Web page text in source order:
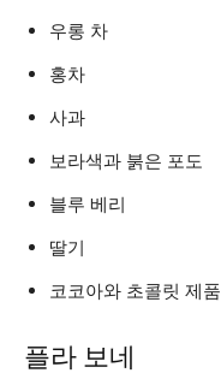
우롱 차
홍차
사과
보라색과 붉은 포도
블루 베리
딸기
코코아와 초콜릿 제품
플라 보네